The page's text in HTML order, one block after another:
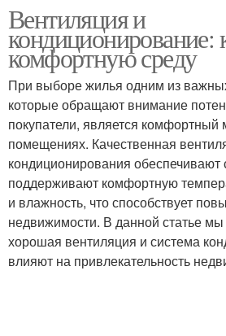
Вентиляция и
кондиционирование:
комфортную среду
При выборе жилья одним из
которые обращают внимание
покупатели, является комфортный
помещениях. Качественная
кондиционирования обеспечивают
поддерживают комфортную
и влажность, что способствует
недвижимости. В данной статье
хорошая вентиляция и система
влияют на привлекательность